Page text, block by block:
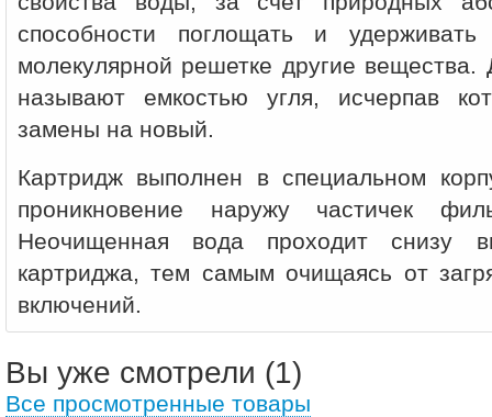
способности поглощать и
молекулярной решетке другие вещества.
называют емкостью угля, исчерпав
замены на новый.
Картридж выполнен в специальном
проникновение наружу частичек
Неочищенная вода проходит снизу
картриджа, тем самым очищаясь от
включений.
Вы уже смотрели (1)
Все просмотренные товары